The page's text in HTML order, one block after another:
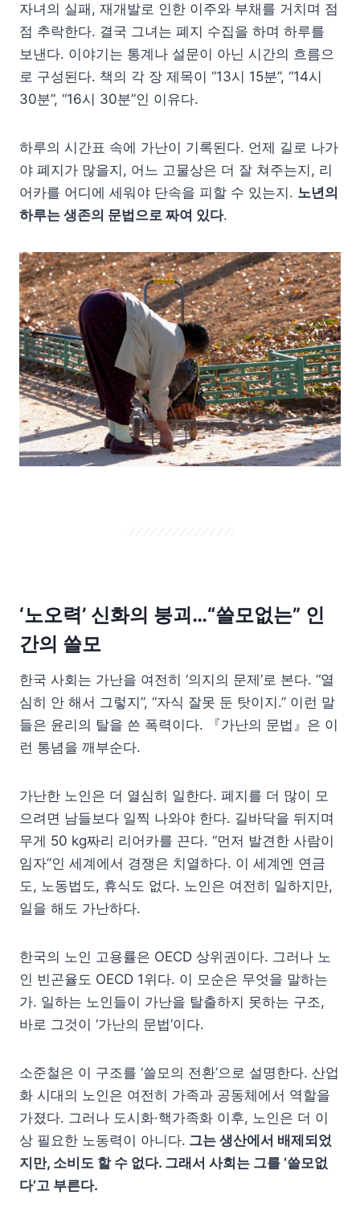
자녀의 실패, 재개발로 인한 이주와 부채를 거치며 점
점 추락한다. 결국 그녀는 폐지 수집을 하며 하루를
보낸다. 이야기는 통계나 설문이 아닌 시간의 흐름으
로 구성된다. 책의 각 장 제목이 “13시 15분”, “14시
30분”, “16시 30분”인 이유다.
하루의 시간표 속에 가난이 기록된다. 언제 길로 나가
야 폐지가 많을지, 어느 고물상은 더 잘 쳐주는지, 리
어카를 어디에 세워야 단속을 피할 수 있는지. 노년의
하루는 생존의 문법으로 짜여 있다.
‘노오력’ 신화의 붕괴…“쓸모없는” 인
간의 쓸모
한국 사회는 가난을 여전히 ‘의지의 문제’로 본다. “열
심히 안 해서 그렇지”, “자식 잘못 둔 탓이지.” 이런 말
들은 윤리의 탈을 쓴 폭력이다. 『가난의 문법』은 이
런 통념을 깨부순다.
가난한 노인은 더 열심히 일한다. 폐지를 더 많이 모
으려면 남들보다 일찍 나와야 한다. 길바닥을 뒤지며
무게 50 kg짜리 리어카를 끈다. “먼저 발견한 사람이
임자”인 세계에서 경쟁은 치열하다. 이 세계엔 연금
도, 노동법도, 휴식도 없다. 노인은 여전히 일하지만,
일을 해도 가난하다.
한국의 노인 고용률은 OECD 상위권이다. 그러나 노
인 빈곤율도 OECD 1위다. 이 모순은 무엇을 말하는
가. 일하는 노인들이 가난을 탈출하지 못하는 구조,
바로 그것이 ‘가난의 문법’이다.
소준철은 이 구조를 ‘쓸모의 전환’으로 설명한다. 산업
화 시대의 노인은 여전히 가족과 공동체에서 역할을
가졌다. 그러나 도시화·핵가족화 이후, 노인은 더 이
상 필요한 노동력이 아니다. 그는 생산에서 배제되었
지만, 소비도 할 수 없다. 그래서 사회는 그를 ‘쓸모없
다’고 부른다.